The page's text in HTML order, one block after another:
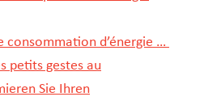
consommation d’énergie …
petits gestes au
Sie Ihren